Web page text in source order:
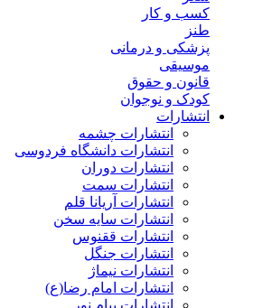
کسب و کار
طنز
پزشکی و درمانی
موسیقی
قانون و حقوق
کودک و نوجوان
انتشارات
انتشارات چشمه
انتشارات دانشگاه فردوسی
انتشارات دوران
انتشارات سمت
انتشارات آریانا قلم
انتشارات سایه سخن
انتشارات ققنوس
انتشارات جنگل
انتشارات نیماژ
انتشارات امام رضا(ع)
انتشارات پیام نور